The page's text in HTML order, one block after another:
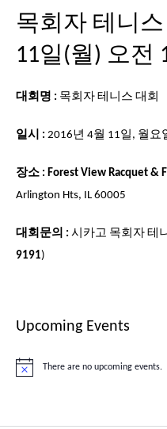
목회자 테니
11일(월) 오전
대회명 : 목회자 테니스 대회
일시 : 2016년 4월 11일, 월요
장소 : Forest View Racquet &
Arlington Hts, IL 60005
대회문의 : 시카고 목회자 테
9191)
Upcoming Events
Notice
There are no upcoming events.